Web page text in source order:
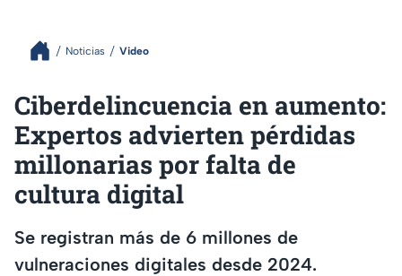
Noticias Video
Ciberdelincuencia en aumento:
Expertos advierten pérdidas
millonarias por falta de
cultura digital
Se registran más de 6 millones de
vulneraciones digitales desde 2024.